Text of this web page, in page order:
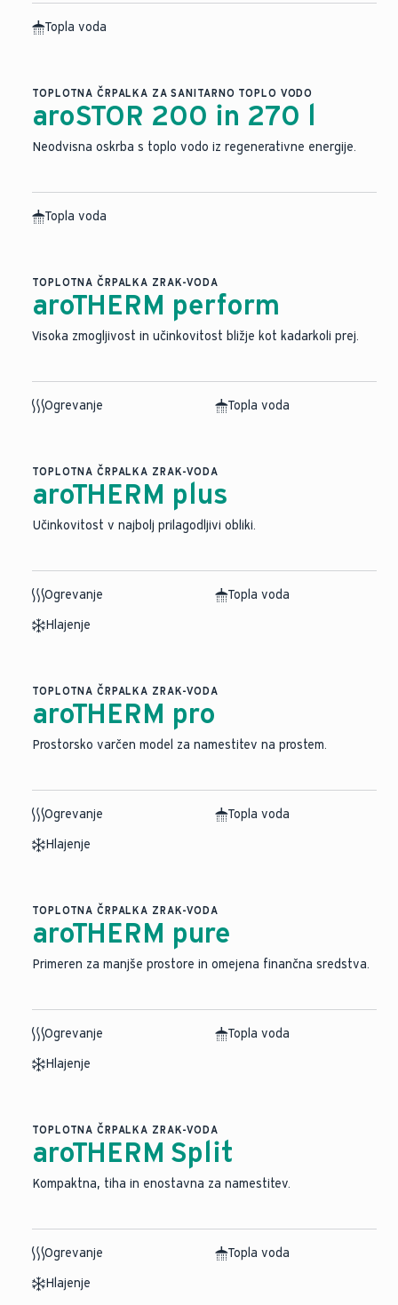
Topla voda
TOPLOTNA ČRPALKA ZA SANITARNO TOPLO VODO
aroSTOR 200 in 270 l
Neodvisna oskrba s toplo vodo iz regenerativne energije.
Topla voda
TOPLOTNA ČRPALKA ZRAK-VODA
aroTHERM perform
Visoka zmogljivost in učinkovitost bližje kot kadarkoli prej.
Ogrevanje Topla voda
TOPLOTNA ČRPALKA ZRAK-VODA
aroTHERM plus
Učinkovitost v najbolj prilagodljivi obliki.
Ogrevanje
Topla voda
Hlajenje
TOPLOTNA ČRPALKA ZRAK-VODA
aroTHERM pro
Prostorsko varčen model za namestitev na prostem.
Ogrevanje
Topla voda
Hlajenje
TOPLOTNA ČRPALKA ZRAK-VODA
aroTHERM pure
Primeren za manjše prostore in omejena finančna sredstva.
Ogrevanje
Topla voda
Hlajenje
TOPLOTNA ČRPALKA ZRAK-VODA
aroTHERM Split
⁠Kompaktna, tiha in enostavna za namestitev.
Ogrevanje
Topla voda
Hlajenje